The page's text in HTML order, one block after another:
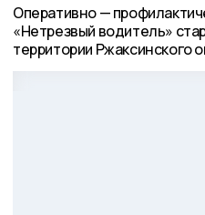
Оперативно —
«Нетрезвый водитель»
территории Ржаксинского